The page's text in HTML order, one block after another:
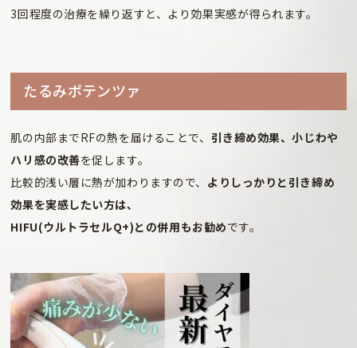
3回程度の治療を繰り返すと、より効果実感が得られます。
たるみポテンツァ
肌の内部までRFの熱を届けることで、 引き締め効果、小じわや
ハリ感の改善を促します。
比較的浅い層に熱が加わりますので、 よりしっかりと引き締め
効果を実感したい方は、
HIFU(ウルトラセルQ+)との併用もお勧めです。